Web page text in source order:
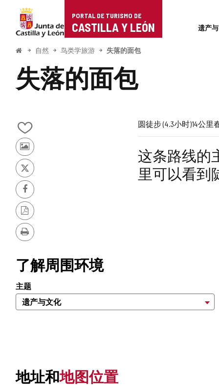
Portal
de
Turismo
Castilla
León
PORTAL DE TURISMO DE
CASTILLA Y LEÓN 遗产
开
自然 鸟类学旅游 失落的面包
失落的面包
从
我
的
笔
记
本
中
添
加/
删
除
其
他
游
客
的
照
片
推
特
Facebook
PDF
版
本
打
旅
行
圆
一
半
徒步 (4.3小时)
长
度
14公里
受
到
推
崇
链
接
到
外
这条路线的
里可以看到
了解周围环境
主题
地址和地图位置